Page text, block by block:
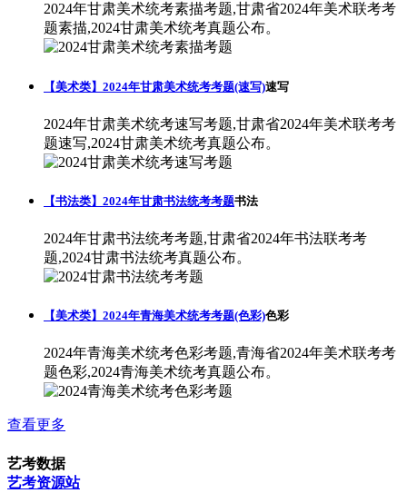
2024年甘肃美术统考素描考题,甘肃省2024年美术联考考
题素描,2024甘肃美术统考真题公布。
【美术类】2024年甘肃美术统考考题(速写)速写
2024年甘肃美术统考速写考题,甘肃省2024年美术联考考
题速写,2024甘肃美术统考真题公布。
【书法类】2024年甘肃书法统考考题书法
2024年甘肃书法统考考题,甘肃省2024年书法联考考
题,2024甘肃书法统考真题公布。
【美术类】2024年青海美术统考考题(色彩)色彩
2024年青海美术统考色彩考题,青海省2024年美术联考考
题色彩,2024青海美术统考真题公布。
查看更多
艺考数据
艺考资源站